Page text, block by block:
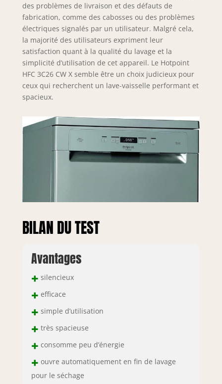
des problèmes de livraison et des défauts de
fabrication, comme des cabosses ou des problèmes
électriques signalés par un utilisateur. Malgré cela,
la majorité des utilisateurs expriment leur
satisfaction quant à la qualité du lavage et la
simplicité d’utilisation de cet appareil. Le Hotpoint
HFC 3C26 CW X semble être un choix judicieux pour
ceux qui recherchent un lave-vaisselle performant et
spacieux.
BILAN DU TEST
Avantages
+ silencieux
+ efficace
+ simple d’utilisation
+ très spacieuse
+ consomme peu d’énergie
+ ouvre automatiquement en fin de lavage
pour le séchage